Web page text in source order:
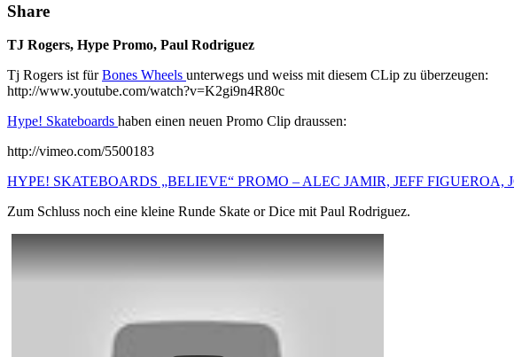
Share
TJ Rogers, Hype Promo, Paul Rodriguez
Tj Rogers ist fürBones Wheels unterwegs und weiss mit diesem CLip zu überzeugen:
http://www.youtube.com/watch?v=K2gi9n4R80c
Hype! Skateboards haben einen neuen Promo Clip draussen:
http://vimeo.com/5500183
HYPE! SKATEBOARDS „BELIEVE“ PROMO – ALEC JAMIR, JEFF
Zum Schluss noch eine kleine Runde Skate or Dice mit Paul Rodriguez.